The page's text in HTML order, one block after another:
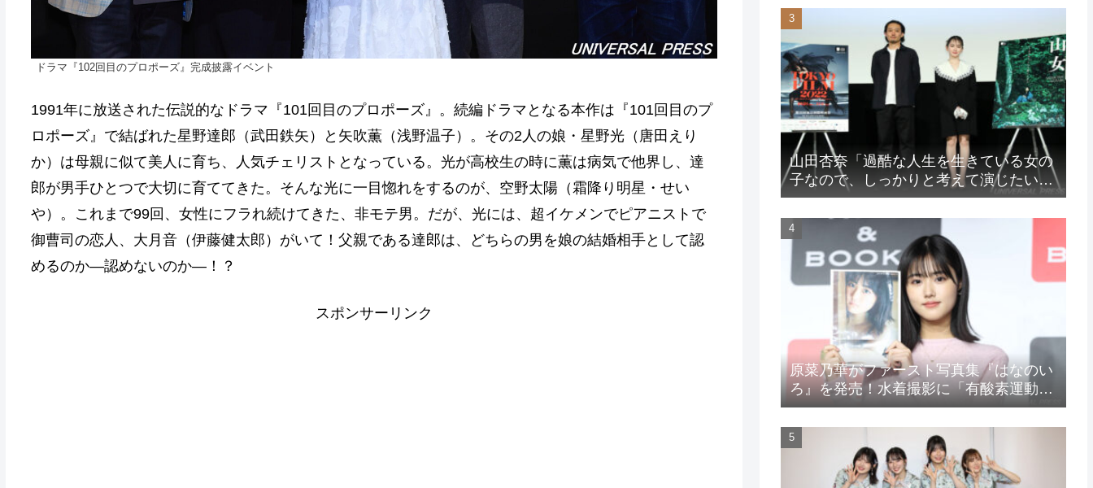
ドラマ『102回目のプロポーズ』完成披露イベント
1991年に放送された伝説的なドラマ『101回目のプロポーズ』。続編ドラマとなる本作は『101回目のプ
ロポーズ』で結ばれた星野達郎（武田鉄矢）と矢吹薫（浅野温子）。その2人の娘・星野光（唐田えり
か）は母親に似て美人に育ち、人気チェリストとなっている。光が高校生の時に薫は病気で他界し、達
郎が男手ひとつで大切に育ててきた。そんな光に一目惚れをするのが、空野太陽（霜降り明星・せい
や）。これまで99回、女性にフラれ続けてきた、非モテ男。だが、光には、超イケメンでピアニストで
御曹司の恋人、大月音（伊藤健太郎）がいて！父親である達郎は、どちらの男を娘の結婚相手として認
めるのか―認めないのか―！？
スポンサーリンク
山田杏奈「過酷な人生を生きている女の
子なので、しっかりと考えて演じたいな
と」映画『山女』東京国際映画祭Q&A
原菜乃華がファースト写真集『はなのい
ろ』を発売！水着撮影に「有酸素運動と
筋トレを頑張りました」